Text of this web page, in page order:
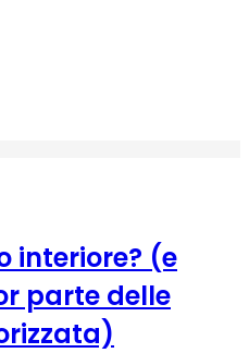
interiore? (e
parte delle